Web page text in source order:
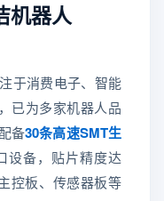
机器人
于消费电子、智能
已为多家机器人品
备30条高速SMT生
设备，贴片精度达
控板、传感器板等